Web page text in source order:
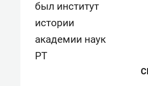
был институт
истории
академии наук
РТ